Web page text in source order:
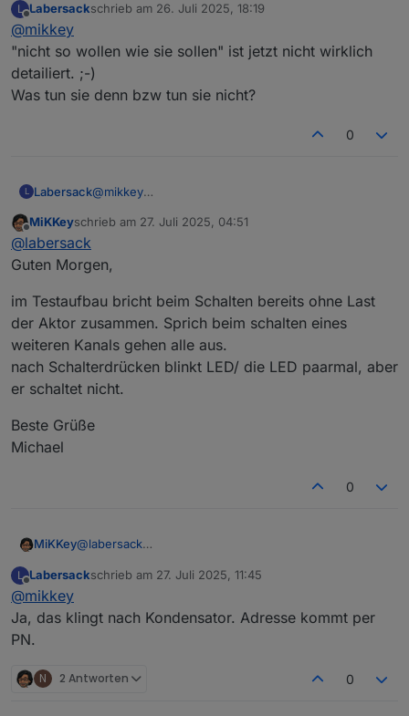
ich hab hier 2 HM-LC-Sw4-DR 4 Kanal Aktor für
die nicht so wollen wie sie sollen.
Kannst du die anschauen und ggfls. wieder
herstellen?
Ggfls. Finden sich meine defekte Rolladenaktoren
Den ersten Beitrag hab ich gelesen und ich bin mit den
Bedingungen einverstanden!
L
Offline
Labersackschrieb am 26. Juli 2025, 18:19
zuletzt editiert von
@mikkey
"nicht so wollen wie sie sollen" ist jetzt nicht wirklich
detailiert. ;-)
Was tun sie denn bzw tun sie nicht?
0
L Labersack@mikkey
wirklich detailiert. ;-)
Offline
MiKKeyschrieb am 27. Juli 2025, 04:51
zuletzt editiert von
@labersack
Guten Morgen,
im Testaufbau bricht beim Schalten bereits ohne Last
der Aktor zusammen. Sprich beim schalten eines
weiteren Kanals gehen alle aus.
nach Schalterdrücken blinkt LED/ die LED paarmal, aber
er schaltet nicht.
Beste Grüße
Michael
0
MiKKey@labersack
im Testaufbau bricht beim Schalten bereits ohne Last
weiteren Kanals gehen alle aus.
nach Schalterdrücken blinkt LED/ die LED paarmal, aber
Beste Grüße
Michael
L
Offline
Labersackschrieb am 27. Juli 2025, 11:45
zuletzt editiert von
@mikkey
Ja, das klingt nach Kondensator. Adresse kommt per
PN.
N 2 Antworten 0